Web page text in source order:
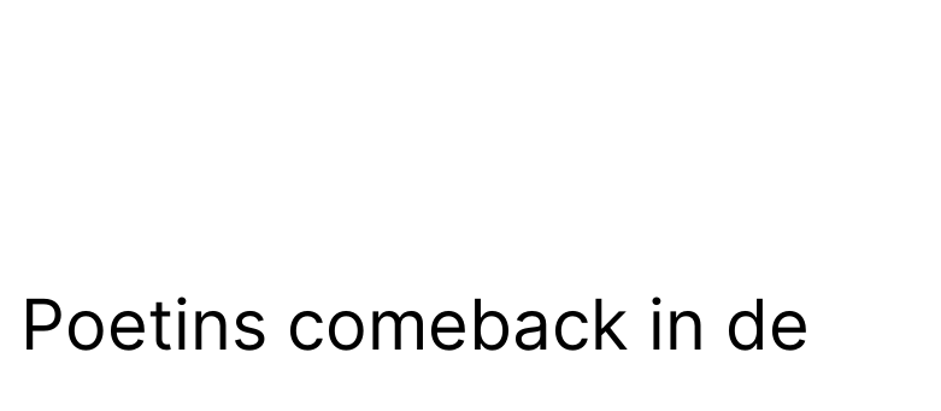
comeback in de